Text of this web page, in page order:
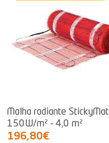
Malha radiante StickyMat
150W/m² - 4,0 m²
196,80€